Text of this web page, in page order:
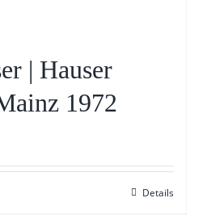
| Hauser
1972
Details